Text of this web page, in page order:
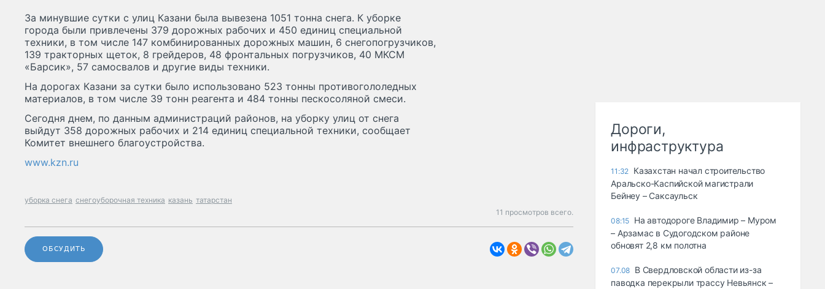
За минувшие сутки с улиц Казани была вывезена 1051 тонна снега. К уборке
города были привлечены 379 дорожных рабочих и 450 единиц специальной
техники, в том числе 147 комбинированных дорожных машин, 6 снегопогрузчиков,
139 тракторных щеток, 8 грейдеров, 48 фронтальных погрузчиков, 40 МКСМ
«Барсик», 57 самосвалов и другие виды техники.
На дорогах Казани за сутки было использовано 523 тонны противогололедных
материалов, в том числе 39 тонн реагента и 484 тонны пескосоляной смеси.
Сегодня днем, по данным администраций районов, на уборку улиц от снега
выйдут 358 дорожных рабочих и 214 единиц специальной техники, сообщает
Комитет внешнего благоустройства.
www.kzn.ru
уборка снега снегоуборочная техника казань татарстан
11 просмотров всего.
ОБСУДИТЬ
Дороги,
инфраструктура
11:32 Казахстан начал строительство
Аральско-Каспийской магистрали
Бейнеу – Саксаульск
08:15 На автодороге Владимир – Муром
– Арзамас в Судогодском районе
обновят 2,8 км полотна
07.08 В Свердловской области из-за
паводка перекрыли трассу Невьянск –